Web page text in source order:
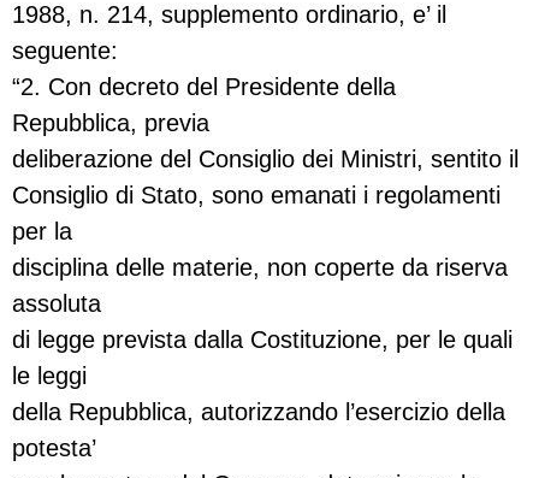
1988, n. 214, supplemento ordinario, e’ il
seguente:
“2. Con decreto del Presidente della
Repubblica, previa
deliberazione del Consiglio dei Ministri, sentito il
Consiglio di Stato, sono emanati i regolamenti
per la
disciplina delle materie, non coperte da riserva
assoluta
di legge prevista dalla Costituzione, per le quali
le leggi
della Repubblica, autorizzando l’esercizio della
potesta’